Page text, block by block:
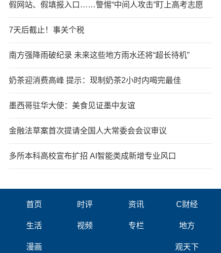
假网站、假填报入口……警惕“中间人攻击”盯上高考志愿
7天后截止！事关个税
南方强降雨破纪录 未来这些地方雨水还将“超长待机”
奶茶迎消费高峰 提示：现制奶茶2小时内喝完最佳
墨西哥驻华大使：美食见证墨中友谊
金融法草案首次提请全国人大常委会会议审议
多所本科高校宣布扩招 AI智能类成新增专业风口
首页 时评 资讯 C财经
生活 视频 专栏 地方
漫画 观天下